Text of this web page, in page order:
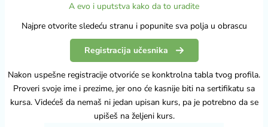
A evo i uputstva kako da to uradite
Najpre otvorite sledeću stranu i popunite sva polja u obrascu
Registracija učesnika
Nakon uspešne registracije otvoriće se konktrolna tabla tvog profila.
Proveri svoje ime i prezime, jer ono će kasnije biti na sertifikatu sa
kursa. Videćeš da nemaš ni jedan upisan kurs, pa je potrebno da se
upišeš na željeni kurs.